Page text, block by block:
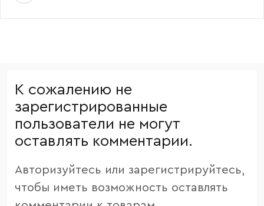
К сожалению не
зарегистрированные
пользователи не могут
оставлять комментарии.
Авторизуйтесь или зарегистрируйтесь,
чтобы иметь возможность оставлять